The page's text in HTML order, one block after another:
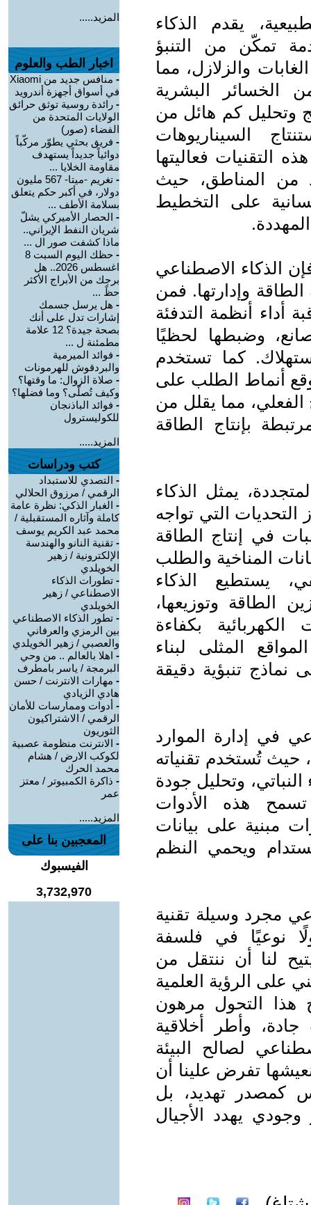
يقدم الذكاء
تمكّن من التنبؤ
والزلازل، مما
الخسائر البشرية
وتحليل كم هائل من
السيناريوهات
التقنيات فعاليتها
من المناطق، حيث
على التخطيط
الذكاء الاصطناعي
وإدارتها. فمن
أداء أنظمة التدفئة
وضبطها لحظيًا
كما تستخدم
أنماط الطلب على
الفعلي، مما يقلل من
بإنتاج الطاقة
يمثل الذكاء
التي تواجه
في إنتاج الطاقة
المناخية والطلب
يستطيع الذكاء
الطاقة وتوزيعها،
بكفاءة
المثلى لبناء
نماذج تنبؤية دقيقة
في إدارة الموارد
حيث تُستخدم تقنياته
النباتي، وتحليل جودة
تسمح هذه الأدوات
مبنية على بيانات
ويحمي النظم
مجرد وسيلة تقنية
نوعيًا في فلسفة
لنا أن ننتقل من
على الرؤية العلمية
هذا التحول مرهون
وأطر أخلاقية
لصالح البيئة
نعيشها تفرض علينا أن
كمصدر تهديد، بل
يهدد الأجيال
المزيد.....
اخبار الطب والعلوم
-
منافس جديد من Xiaomi
في أسواق أجهزة أندرويد
- رائدة روسية توثق حرائق
الولايات المتحدة من
الفضاء (صور)
- فريق بحثي يطوّر مركّباً
دوائياً جديداً يستهدف
مقاومة الخلايا ...
-
تغريم -ميتا- 567 مليون
دولار، في أكبر حكم يتعلق
بسلامة الأطف ...
- الحصار الأميركي يشلّ
شريان النفط الإيراني..
ماذا كشفت صور ال ...
-
حظك اليوم السبت 8
اغسطس 2026.. هل
برجك من الأبراج الأكثر
حظً ...
- هل يرسل جسمك
إشارات تدل على أنك
بصحة جيدة؟ 12 علامة
مطمئنة ل ...
- فوائد الميرمية
والبردقوش للهرمونات
- صلاة الزوال: ما وقتها؟
وكيف تُصلّى؟ وما فضلها؟
- فوائد الباذنجان
للكوليسترول
المزيد.....
كتب ودراسات
- التصدي للاستبداد
الرقمي / مرزوق الحلالي
- الغبار الذكي: نظرة عامة
كاملة وآثاره المستقبلية /
محمد عبد الكريم يوسف
- تقنية النانو والهندسة
الإلكترونية / زهير
الخويلدي
- تطورات الذكاء
الاصطناعي / زهير
الخويلدي
- تطور الذكاء الاصطناعي
بين الرمزي والعرفاني
والعصبي / زهير الخويلدي
- اهلا بالعالم .. من وحي
البرمجة / ياسر بامطرف
- مهارات الانترنت / حسن
هادي الزيادي
- أدوات وممارسات للأمان
الرقمي / الاشتراكيون
الثوريون
- الانترنت منظومة عصبية
لكوكب الارض / هشام
محمد الحرك
- ذاكرة الكمبيوتر / معتز
عمر
المزيد.....
المعجبين بنا على
الفيسبوك
3,732,970